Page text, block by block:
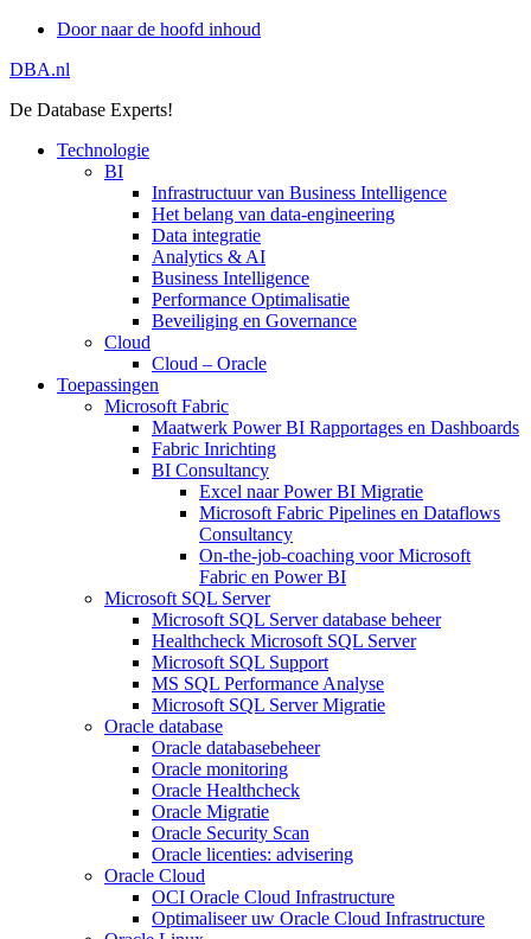
Door naar de hoofd inhoud
DBA.nl
De Database Experts!
Technologie
BI
Infrastructuur van Business Intelligence
Het belang van data-engineering
Data integratie
Analytics & AI
Business Intelligence
Performance Optimalisatie
Beveiliging en Governance
Cloud
Cloud – Oracle
Toepassingen
Microsoft Fabric
Maatwerk Power BI Rapportages en Dashboards
Fabric Inrichting
BI Consultancy
Excel naar Power BI Migratie
Microsoft Fabric Pipelines en Dataflows
Consultancy
On-the-job-coaching voor Microsoft
Fabric en Power BI
Microsoft SQL Server
Microsoft SQL Server database beheer
Healthcheck Microsoft SQL Server
Microsoft SQL Support
MS SQL Performance Analyse
Microsoft SQL Server Migratie
Oracle database
Oracle databasebeheer
Oracle monitoring
Oracle Healthcheck
Oracle Migratie
Oracle Security Scan
Oracle licenties: advisering
Oracle Cloud
OCI Oracle Cloud Infrastructure
Optimaliseer uw Oracle Cloud Infrastructure